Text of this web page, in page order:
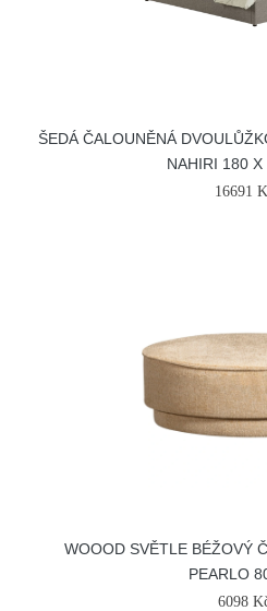
ŠEDÁ ČALOUNĚNÁ
NAHIRI 180 X
16691
WOOOD SVĚTLE BÉŽOVÝ
PEARLO
6098